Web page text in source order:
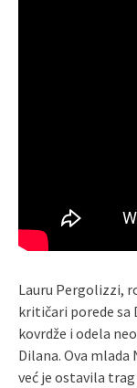
Lauru Pergolizzi,
kritičari porede sa
kovrdže i odela
Dilana. Ova mlada
već je ostavila